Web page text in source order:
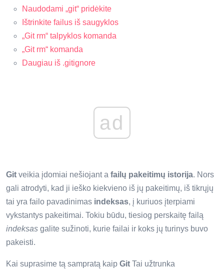
Naudodami „git“ pridėkite
Ištrinkite failus iš saugyklos
„Git rm“ talpyklos komanda
„Git rm“ komanda
Daugiau iš .gitignore
ad
Git veikia įdomiai nešiojant a failų pakeitimų istorija. Nors
gali atrodyti, kad ji ieško kiekvieno iš jų pakeitimų, iš tikrųjų
tai yra failo pavadinimas indeksas, į kuriuos įterpiami
vykstantys pakeitimai. Tokiu būdu, tiesiog perskaitę failą
indeksas galite sužinoti, kurie failai ir koks jų turinys buvo
pakeisti.
Kai suprasime tą sampratą kaip Git Tai užtrunka